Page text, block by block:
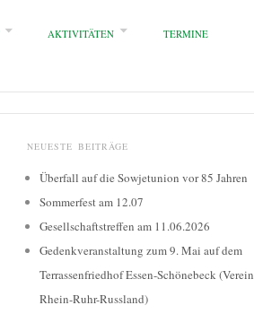
AKTIVITÄTEN
TERMINE
NEUESTE BEITRÄGE
Überfall auf die Sowjetunion vor 85 Jahren
Sommerfest am 12.07
Gesellschaftstreffen am 11.06.2026
Gedenkveranstaltung zum 9. Mai auf dem
Terrassenfriedhof Essen-Schönebeck (Verein
Rhein-Ruhr-Russland)